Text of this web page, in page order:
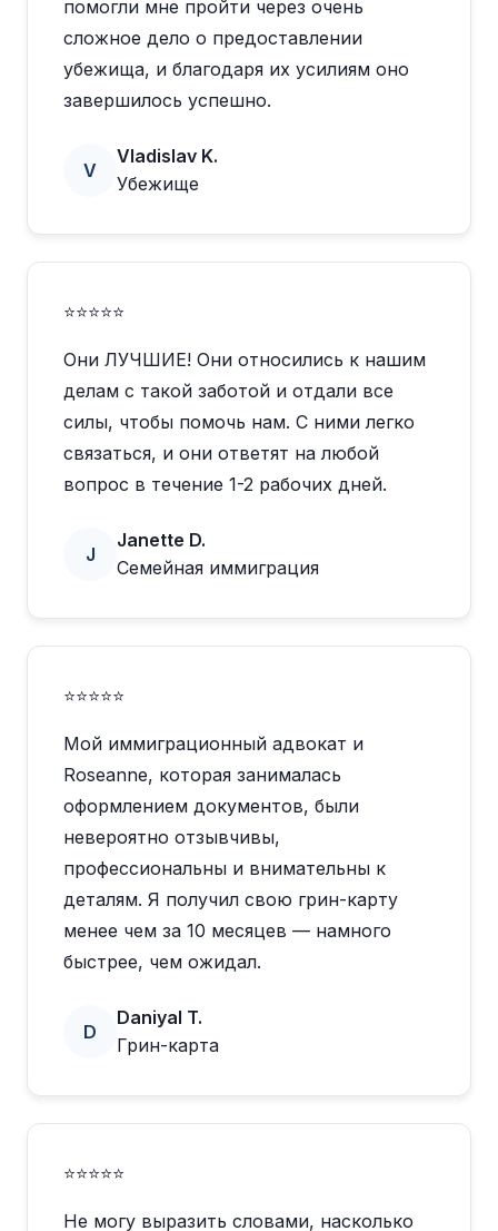
помогли мне пройти через очень
сложное дело о предоставлении
убежища, и благодаря их усилиям оно
завершилось успешно.
V
Vladislav K.
Убежище
⭐⭐⭐⭐⭐
Они ЛУЧШИЕ! Они относились к нашим
делам с такой заботой и отдали все
силы, чтобы помочь нам. С ними легко
связаться, и они ответят на любой
вопрос в течение 1-2 рабочих дней.
J
Janette D.
Семейная иммиграция
⭐⭐⭐⭐⭐
Мой иммиграционный адвокат и
Roseanne, которая занималась
оформлением документов, были
невероятно отзывчивы,
профессиональны и внимательны к
деталям. Я получил свою грин-карту
менее чем за 10 месяцев — намного
быстрее, чем ожидал.
D
Daniyal T.
Грин-карта
⭐⭐⭐⭐⭐
Не могу выразить словами, насколько